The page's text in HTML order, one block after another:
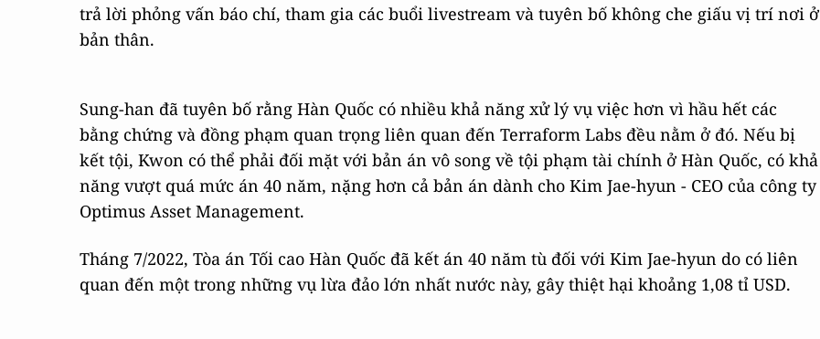
trả lời phỏng vấn báo chí, tham gia các buổi livestream và tuyên bố không che giấu vị trí nơi ở
bản thân.
Sung-han đã tuyên bố rằng Hàn Quốc có nhiều khả năng xử lý vụ việc hơn vì hầu hết các
bằng chứng và đồng phạm quan trọng liên quan đến Terraform Labs đều nằm ở đó. Nếu bị
kết tội, Kwon có thể phải đối mặt với bản án vô song về tội phạm tài chính ở Hàn Quốc, có khả
năng vượt quá mức án 40 năm, nặng hơn cả bản án dành cho Kim Jae-hyun - CEO của công ty
Optimus Asset Management.
Tháng 7/2022, Tòa án Tối cao Hàn Quốc đã kết án 40 năm tù đối với Kim Jae-hyun do có liên
quan đến một trong những vụ lừa đảo lớn nhất nước này, gây thiệt hại khoảng 1,08 tỉ USD.